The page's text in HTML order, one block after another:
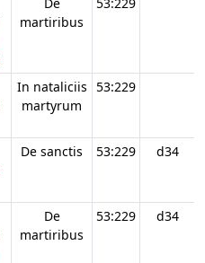
martiribus
In nataliciis
martyrum
53:229
De sanctis 53:229 d34
De
martiribus
53:229 d34